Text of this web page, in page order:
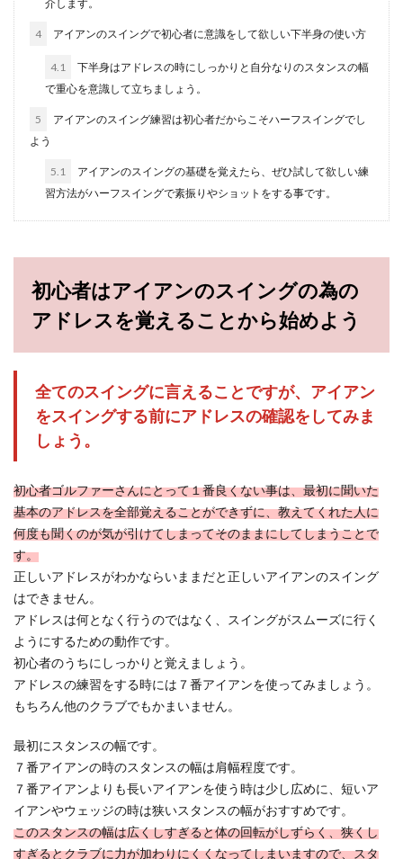
びとフレックスについて
ゴルフ初心者の方がゴルフを始めたきっかけが知
り合いにゴルフクラブのセットを貰ったから、も
初心者女性ゴルファーは自分に合った
ゴルフスクール選びが大切
ゴルフの実力は変わらないのに男性ゴルファーに
比べると圧倒的に女性ゴルファーは飛距離では適
ゴルフ初心者の方に絶対覚えて欲しい
アドレスの時の腕の使い方
これからゴルフを始める方や、始めたばかりの方
初心者女子が極めるべきアイアンショ
ットのコツを知ろう
ショットで基本のスイングをマスターすること
が、上達への近...
ゴルフの初心者女性がレッスンを選ぶ
介します。
4 アイアンのスイングで初心者に意識をして欲しい下半身の使い方
4.1
下半身はアドレスの時にしっかりと自分なりのスタンスの幅
で重心を意識して立ちましょう。
5
アイアンのスイング練習は初心者だからこそハーフスイングでし
よう
5.1
アイアンのスイングの基礎を覚えたら、ぜひ試して欲しい練
習方法がハーフスイングで素振りやショットをする事です。
初心者はアイアンのスイングの為の
アドレスを覚えることから始めよう
全てのスイングに言えることですが、アイアン
をスイングする前にアドレスの確認をしてみま
しょう。
初心者ゴルファーさんにとって１番良くない事は、最初に聞いた
基本のアドレスを全部覚えることができずに、教えてくれた人に
何度も聞くのが気が引けてしまってそのままにしてしまうことで
す。
正しいアドレスがわかならいままだと正しいアイアンのスイング
はできません。
アドレスは何となく行うのではなく、スイングがスムーズに行く
ようにするための動作です。
初心者のうちにしっかりと覚えましょう。
アドレスの練習をする時には７番アイアンを使ってみましょう。
もちろん他のクラブでもかまいません。
最初にスタンスの幅です。
７番アイアンの時のスタンスの幅は肩幅程度です。
７番アイアンよりも長いアイアンを使う時は少し広めに、短いア
イアンやウェッジの時は狭いスタンスの幅がおすすめです。
このスタンスの幅は広くしすぎると体の回転がしずらく、狭くし
すぎるとクラブに力が加わりにくくなってしまいますので、スタ